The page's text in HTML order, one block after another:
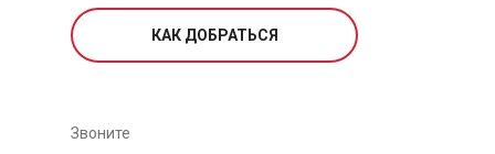
КАК ДОБРАТЬСЯ
Звоните